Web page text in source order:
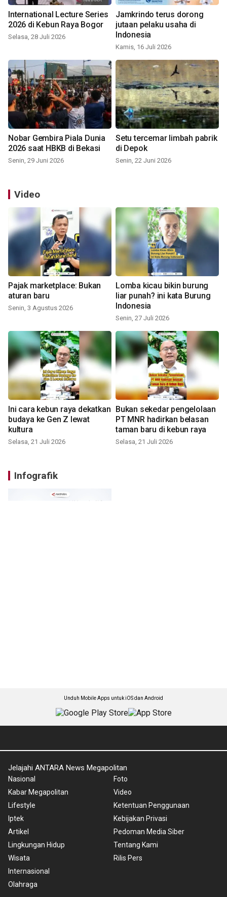
International Lecture Series
2026 di Kebun Raya Bogor
Selasa, 28 Juli 2026
Jamkrindo terus dorong
jutaan pelaku usaha di
Indonesia
Kamis, 16 Juli 2026
Nobar Gembira Piala Dunia
2026 saat HBKB di Bekasi
Senin, 29 Juni 2026
Setu tercemar limbah pabrik
di Depok
Senin, 22 Juni 2026
Video
Pajak marketplace: Bukan
aturan baru
Senin, 3 Agustus 2026
Lomba kicau bikin burung
liar punah? ini kata Burung
Indonesia
Senin, 27 Juli 2026
Ini cara kebun raya dekatkan
budaya ke Gen Z lewat
kultura
Selasa, 21 Juli 2026
Bukan sekedar pengelolaan
PT MNR hadirkan belasan
taman baru di kebun raya
Selasa, 21 Juli 2026
Infografik
Unduh Mobile Apps untuk iOS dan Android
Jelajahi ANTARA News Megapolitan
Nasional
Kabar Megapolitan
Lifestyle
Iptek
Artikel
Lingkungan Hidup
Wisata
Internasional
Olahraga
Foto
Video
Ketentuan Penggunaan
Kebijakan Privasi
Pedoman Media Siber
Tentang Kami
Rilis Pers